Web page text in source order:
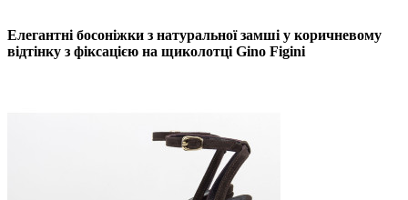
Елегантні босоніжки з натуральної замші у коричневому
відтінку з фіксацією на щиколотці Gino Figini